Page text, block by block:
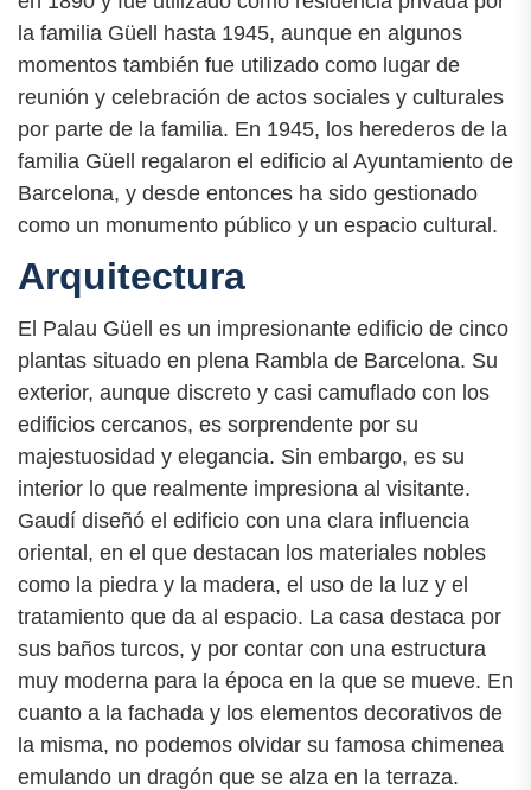
la familia Güell hasta 1945, aunque en algunos
momentos también fue utilizado como lugar de
reunión y celebración de actos sociales y culturales
por parte de la familia. En 1945, los herederos de la
familia Güell regalaron el edificio al Ayuntamiento de
Barcelona, y desde entonces ha sido gestionado
como un monumento público y un espacio cultural.
Arquitectura
El Palau Güell es un impresionante edificio de cinco
plantas situado en plena Rambla de Barcelona. Su
exterior, aunque discreto y casi camuflado con los
edificios cercanos, es sorprendente por su
majestuosidad y elegancia. Sin embargo, es su
interior lo que realmente impresiona al visitante.
Gaudí diseñó el edificio con una clara influencia
oriental, en el que destacan los materiales nobles
como la piedra y la madera, el uso de la luz y el
tratamiento que da al espacio. La casa destaca por
sus baños turcos, y por contar con una estructura
muy moderna para la época en la que se mueve. En
cuanto a la fachada y los elementos decorativos de
la misma, no podemos olvidar su famosa chimenea
emulando un dragón que se alza en la terraza.